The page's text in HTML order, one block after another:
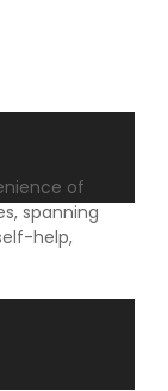
of
spanning
help,